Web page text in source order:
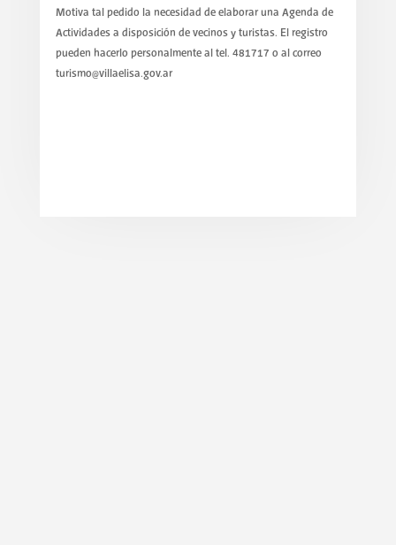
Motiva tal pedido la necesidad de elaborar una Agenda de
Actividades a disposición de vecinos y turistas. El registro
pueden hacerlo personalmente al tel. 481717 o al correo
turismo@villaelisa.gov.ar